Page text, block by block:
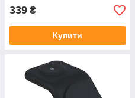
339 ₴
Купити